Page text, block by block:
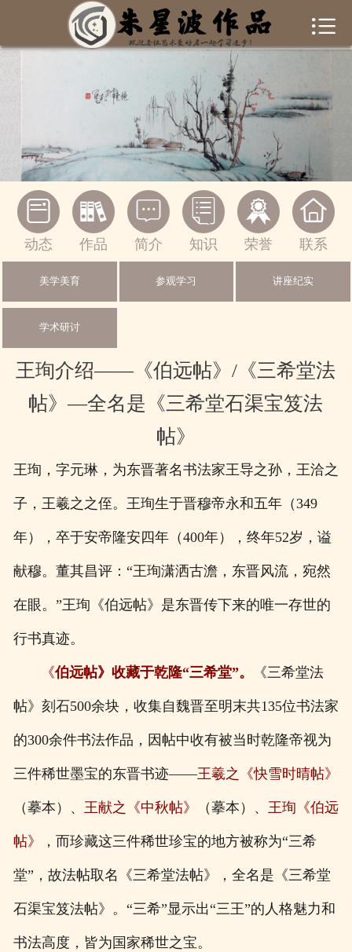
 首页
作品集锦
新闻资讯
书画常识
联系我们
一起交流
绘画作品


动态

作品

简介

知识

荣誉

联系
美学美育 参观学习 讲座纪实
学术研讨
王珣介绍——《伯远帖》/《三希堂法
帖》—全名是《三希堂石渠宝笈法
帖》
王珣，字元琳，为东晋著名书法家王导之孙，王洽之
子，王羲之之侄。王珣生于晋穆帝永和五年（349
年），卒于安帝隆安四年（400年），终年52岁，谥
献穆。董其昌评：“王珣潇洒古澹，东晋风流，宛然
在眼。”王珣《伯远帖》是东晋传下来的唯一存世的
行书真迹。
《伯远帖》收藏于乾隆“三希堂”。 《三希堂法
帖》刻石500余块，收集自魏晋至明末共135位书法家
的300余件书法作品，因帖中收有被当时乾隆帝视为
三件稀世墨宝的东晋书迹——王羲之《快雪时晴帖》
（摹本）、 王献之《中秋帖》 （摹本）、 王珣《伯远
帖》 ，而珍藏这三件稀世珍宝的地方被称为“三希
堂”，故法帖取名《三希堂法帖》，全名是《三希堂
石渠宝笈法帖》。“三希”显示出“三王”的人格魅力和
书法高度，皆为国家稀世之宝。